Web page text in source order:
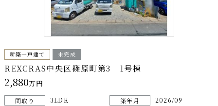
新築一戸建て 未完成
REXCRAS中央区篠原町第3 1号棟
2,880万円
間取り 3LDK 築年月
2026/09